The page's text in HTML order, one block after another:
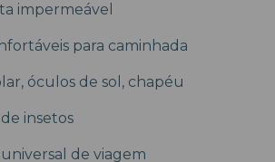
impermeável
para caminhada
óculos de sol, chapéu
insetos
de viagem